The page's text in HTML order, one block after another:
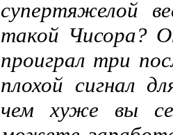
супертяжелой
такой Чисора?
проиграл три
плохой сигнал
чем хуже вы